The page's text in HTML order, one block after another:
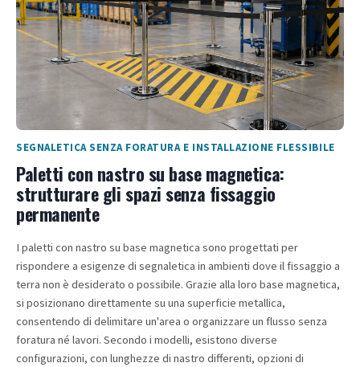
SEGNALETICA SENZA FORATURA E INSTALLAZIONE FLESSIBILE
Paletti con nastro su base magnetica:
strutturare gli spazi senza fissaggio
permanente
I paletti con nastro su base magnetica sono progettati per
rispondere a esigenze di segnaletica in ambienti dove il fissaggio a
terra non è desiderato o possibile. Grazie alla loro base magnetica,
si posizionano direttamente su una superficie metallica,
consentendo di delimitare un'area o organizzare un flusso senza
foratura né lavori. Secondo i modelli, esistono diverse
configurazioni, con lunghezze di nastro differenti, opzioni di